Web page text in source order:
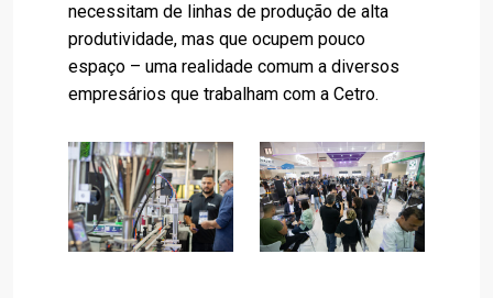
necessitam de linhas de produção de alta
produtividade, mas que ocupem pouco
espaço – uma realidade comum a diversos
empresários que trabalham com a Cetro.